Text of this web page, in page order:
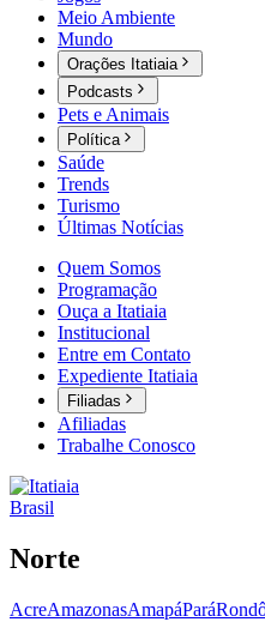
Meio Ambiente
Mundo
Orações Itatiaia
Podcasts
Pets e Animais
Política
Saúde
Trends
Turismo
Últimas Notícias
Quem Somos
Programação
Ouça a Itatiaia
Institucional
Entre em Contato
Expediente Itatiaia
Filiadas
Afiliadas
Trabalhe Conosco
Brasil
Norte
AcreAmazonasAmapáPará